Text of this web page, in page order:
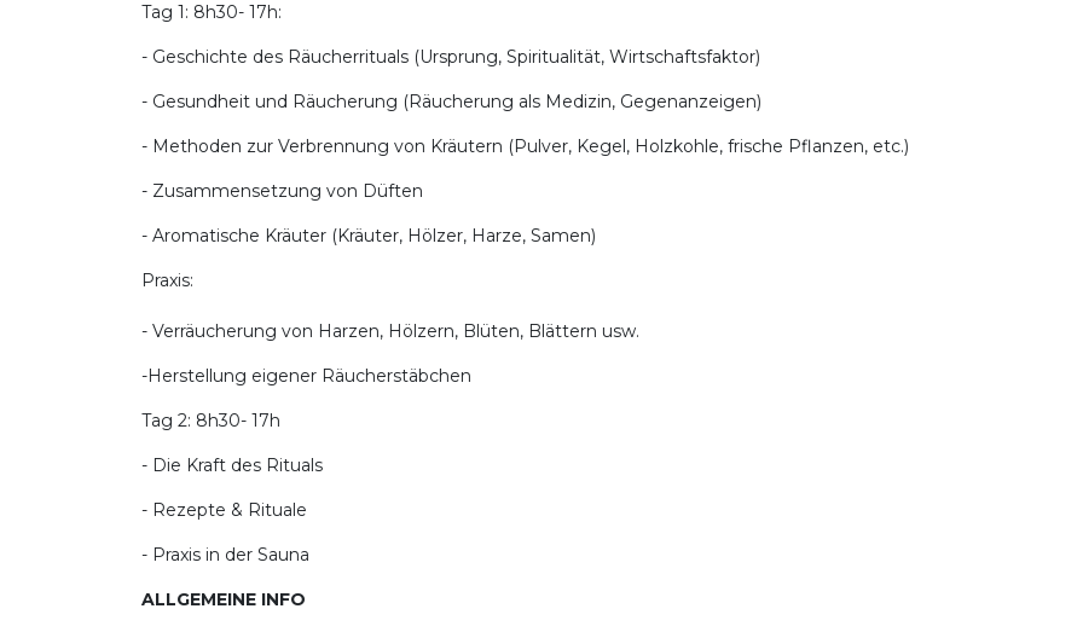
Tag 1: 8h30- 17h:
- Geschichte des Räucherrituals (Ursprung, Spiritualität, Wirtschaftsfaktor)
- Gesundheit und Räucherung (Räucherung als Medizin, Gegenanzeigen)
- Methoden zur Verbrennung von Kräutern (Pulver, Kegel, Holzkohle, frische Pflanzen, etc.)
- Zusammensetzung von Düften
- Aromatische Kräuter (Kräuter, Hölzer, Harze, Samen)
Praxis:
- Verräucherung von Harzen, Hölzern, Blüten, Blättern usw.
-Herstellung eigener Räucherstäbchen
Tag 2: 8h30- 17h
- Die Kraft des Rituals
- Rezepte & Rituale
- Praxis in der Sauna
ALLGEMEINE INFO